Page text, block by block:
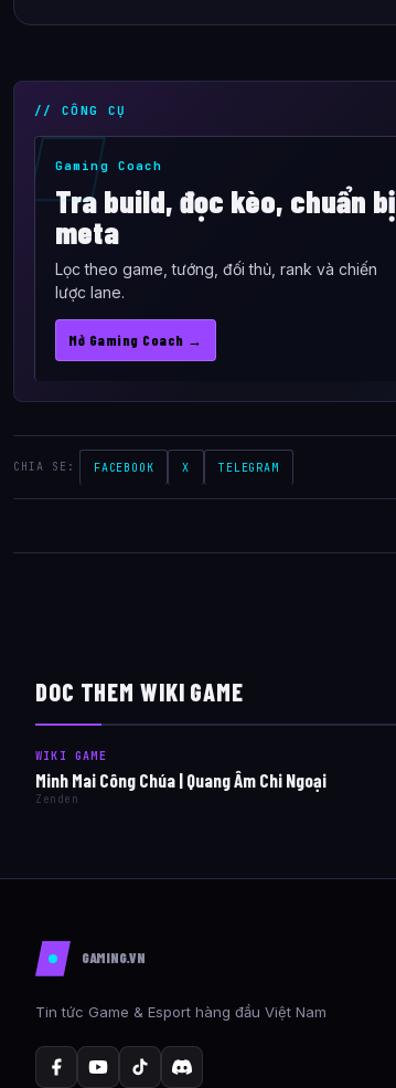
// CÔNG CỤ
Gaming Coach
Tra build, đọc kèo, chuẩn bị
meta
Lọc theo game, tướng, đối thủ, rank và chiến
lược lane.
Mở Gaming Coach →
CHIA SE: FACEBOOK X TELEGRAM
DOC THEM WIKI GAME
WIKI GAME
Minh Mai Công Chúa | Quang Âm Chi Ngoại
Zenden
GAMING.VN
Tin tức Game & Esport hàng đầu Việt Nam